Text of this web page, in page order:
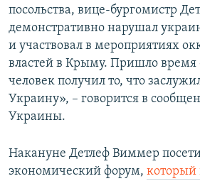
КРЫМ.НЕПОКОРЕННЫЙ
УКРАИНСКАЯ ПРОБЛЕМА КРЫМА
Все сайты RFE/RL
посольства, вице-бургомистр
демонстративно нарушал
и участвовал в мероприятиях
властей в Крыму. Пришло время
человек получил то, что
Украину», – говорится в
Украины.
Накануне Детлеф Виммер
экономический форум, который